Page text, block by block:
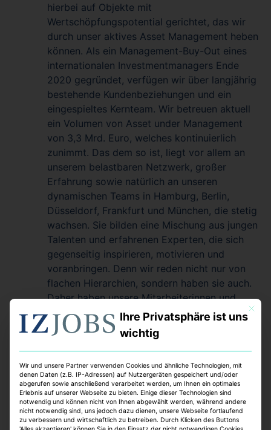
hierbei auf Objekte mit
Wertschöpfungspotential gerichtet, das wir
durch unser aktives Asset Management heben
können. Als ein Management-Buy-Out eines
internationalen Investmentmanagers Ende
2020 gegründet, verfügen wir über langjährig
bestehende Kundenbeziehungen und ein
eingespieltes Kernteam. Wir betreuen aktuell
ein Volumen von Asset under Management
von 3,3 Mrd. Euro, welches kontinuierlich
zunimmt. Das dem so ist, liegt vor allem an
unserem belastbaren Netzwerk, großer
Erfahrung sowie natürlich an unseren
dynamischen Teams in Hamburg, Berlin,
Düsseldorf, Frankfurt und München, die stetig
wachsen. Sie bilden eine Mischung aus jungen
Talenten und erfahrenen Experten, die sich
gegenseitig inspirieren, motivieren und
voranbringen. Denn wir reden nicht nur von
flachen Hierarchien, sondern haben sie auch.
Daher haben unsere Mitarbeiterinnen und
Mitarbeiter einen hohen Grad an
Verantwortung und Eigenständigkeit in ihrer
täglichen Arbeit und gleichzeitig ein starkes
binden ESG-Kriterien ein und entwickeln neue
Ideen, um uns und unsere Immobilien optimal
für die Zukunft aufzustellen. Dabei vereinen
wir die Erfahrung einer eingespielten
Mit
Ihre Privatsphäre ist uns
wichtig
Wir und unsere Partner verwenden Cookies und ähnliche Technologien, mit
denen Daten (z.B. IP-Adressen) auf Nutzergeräten gespeichert und/oder
abgerufen sowie anschließend verarbeitet werden, um Ihnen ein optimales
Erlebnis auf unserer Webseite zu bieten. Einige dieser Technologien sind
notwendig und können nicht von Ihnen abgewählt werden, während andere
nicht notwendig sind, uns jedoch dazu dienen, unsere Webseite fortlaufend
zu verbessern und wirtschaftlich zu betreiben. Durch Klicken des Buttons